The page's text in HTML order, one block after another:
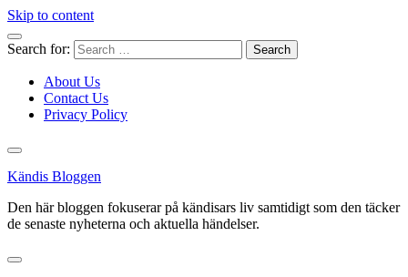
Skip to content
Search for:
About Us
Contact Us
Privacy Policy
Kändis Bloggen
Den här bloggen fokuserar på kändisars liv samtidigt som den täcker
de senaste nyheterna och aktuella händelser.